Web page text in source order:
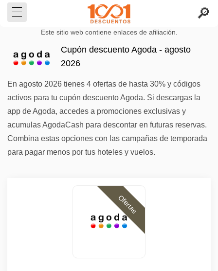
Este sitio web contiene enlaces de afiliación.
Cupón descuento Agoda - agosto
2026
En agosto 2026 tienes 4 ofertas de hasta 30% y códigos
activos para tu cupón descuento Agoda. Si descargas la
app de Agoda, accedes a promociones exclusivas y
acumulas AgodaCash para descontar en futuras reservas.
Combina estas opciones con las campañas de temporada
para pagar menos por tus hoteles y vuelos.
Ofertas